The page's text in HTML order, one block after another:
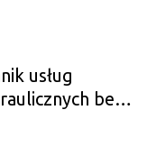
usług
bez